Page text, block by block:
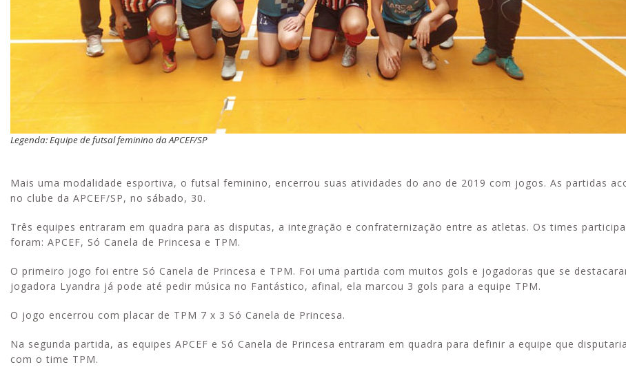
Legenda: Equipe de futsal feminino da APCEF/SP
Mais uma modalidade esportiva, o futsal feminino, encerrou suas atividades do ano de 2019 com jogos. As partidas
no clube da APCEF/SP, no sábado, 30.
Três equipes entraram em quadra para as disputas, a integração e confraternização entre as atletas. Os times
foram: APCEF, Só Canela de Princesa e TPM.
O primeiro jogo foi entre Só Canela de Princesa e TPM. Foi uma partida com muitos gols e jogadoras que se
jogadora Lyandra já pode até pedir música no Fantástico, afinal, ela marcou 3 gols para a equipe TPM.
O jogo encerrou com placar de TPM 7 x 3 Só Canela de Princesa.
Na segunda partida, as equipes APCEF e Só Canela de Princesa entraram em quadra para definir a equipe que
com o time TPM.